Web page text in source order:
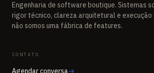
Engenharia de software boutique. Sistemas
rigor técnico, clareza arquitetural e
não somos uma fábrica de features.
CONTATO
Agendar conversa→